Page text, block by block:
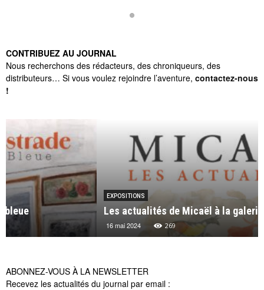
CONTRIBUEZ AU JOURNAL
Nous recherchons des rédacteurs, des chroniqueurs, des
distributeurs… Si vous voulez rejoindre l’aventure, contactez-nous
!
EXPOSITIONS
Les actualités de Micaël à la galerie Michel Lagarde
16 mai 2024 269
ABONNEZ-VOUS À LA NEWSLETTER
Recevez les actualités du journal par email :